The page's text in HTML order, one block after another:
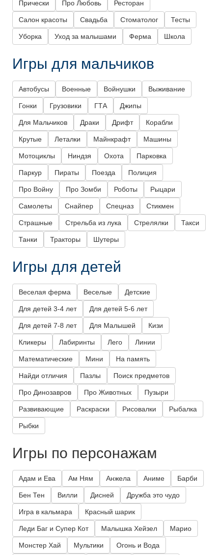
Прически Про Любовь Ресторан
Салон красоты Свадьба Стоматолог Тесты
Уборка Уход за малышами Ферма Школа
Игры для мальчиков
Автобусы Военные Войнушки Выживание
Гонки Грузовики ГТА Джипы
Для Мальчиков Драки Дрифт Корабли
Крутые Леталки Майнкрафт Машины
Мотоциклы Ниндзя Охота Парковка
Паркур Пираты Поезда Полиция
Про Войну Про Зомби Роботы Рыцари
Самолеты Снайпер Спецназ Стикмен
Страшные Стрельба из лука Стрелялки Такси
Танки Тракторы Шутеры
Игры для детей
Веселая ферма Веселые Детские
Для детей 3-4 лет Для детей 5-6 лет
Для детей 7-8 лет Для Малышей Кизи
Кликеры Лабиринты Лего Линии
Математические Мини На память
Найди отличия Пазлы Поиск предметов
Про Динозавров Про Животных Пузыри
Развивающие Раскраски Рисовалки Рыбалка
Рыбки
Игры по персонажам
Адам и Ева Ам Ням Анжела Аниме Барби
Бен Тен Вилли Дисней Дружба это чудо
Игра в кальмара Красный шарик
Леди Баг и Супер Кот Малышка Хейзел Марио
Монстер Хай Мультики Огонь и Вода